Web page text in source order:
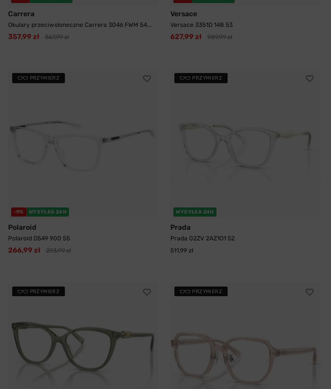
Carrera
Okulary przeciwsłoneczne Carrera 3046 FWM 54...
357,99 zł 567,99 zł
Versace
Versace 3351D 148 53
627,99 zł 989,99 zł
PRZYMIERZ
-9% WYSYŁKA 24H
Polaroid
Polaroid D549 900 55
266,99 zł 293,99 zł
PRZYMIERZ
WYSYŁKA 24H
Prada
Prada 02ZV 2AZ1O1 52
511,99 zł
PRZYMIERZ PRZYMIERZ